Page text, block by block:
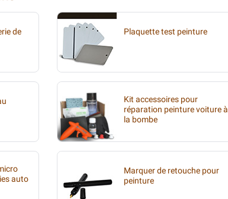
de
Plaquette test peinture
Kit accessoires pour
réparation peinture voiture à
la bombe
auto
Marquer de retouche pour
peinture